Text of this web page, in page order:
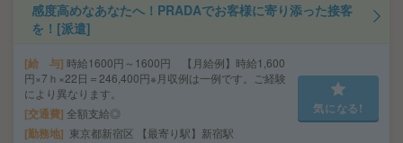
感度高めなあなたへ！PRADAでお客様に寄り添った接客
を！[派遣]
給 与 時給1600円～1600円 【月給例】時給1,600
円×7ｈ×22日＝246,400円※月収例は一例です。ご経験
により異なります。
交通費 全額支給◎
勤務地 東京都新宿区 【最寄り駅】新宿駅
気になる!